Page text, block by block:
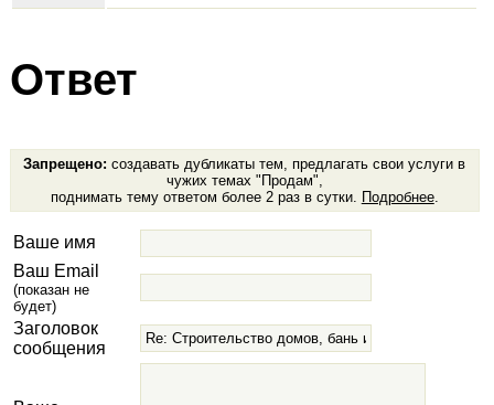
Ответ
Запрещено: создавать дубликаты тем, предлагать свои услуги в
чужих темах "Продам",
поднимать тему ответом более 2 раз в сутки. Подробнее.
Ваше имя
Ваш Email
(показан не
будет)
Заголовок
сообщения